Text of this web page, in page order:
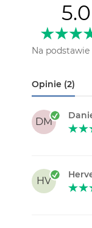
5.0
Na podstawie
Opinie (2)
DM
HV